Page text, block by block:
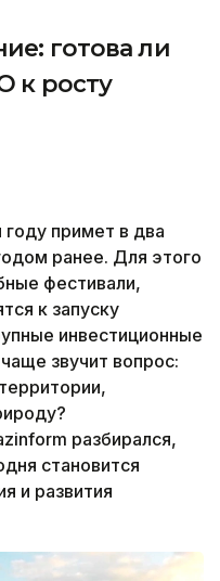
готова ли
к росту
примет в два
ранее. Для этого
фестивали,
к запуску
инвестиционные
звучит вопрос:
разбирался,
становится
и развития